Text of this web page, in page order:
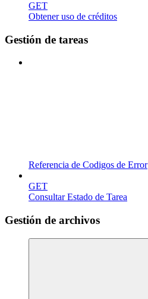
GET
Obtener uso de créditos
Gestión de tareas
Referencia de Codigos de Error
GET
Consultar Estado de Tarea
Gestión de archivos